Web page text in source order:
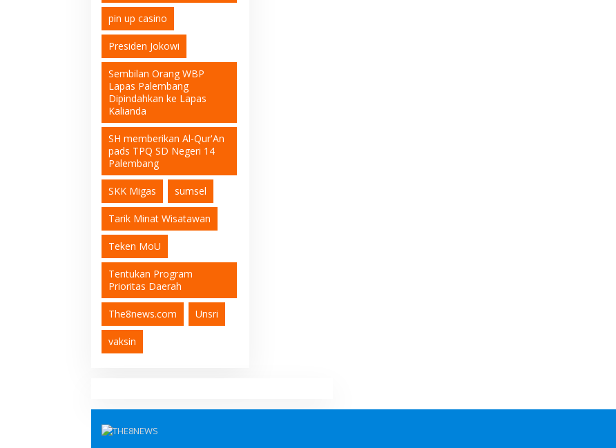
pin up casino
Presiden Jokowi
Sembilan Orang WBP
Lapas Palembang
Dipindahkan ke Lapas
Kalianda
SH memberikan Al-Qur'An
pads TPQ SD Negeri 14
Palembang
SKK Migas sumsel
Tarik Minat Wisatawan
Teken MoU
Tentukan Program
Prioritas Daerah
The8news.com Unsri
vaksin